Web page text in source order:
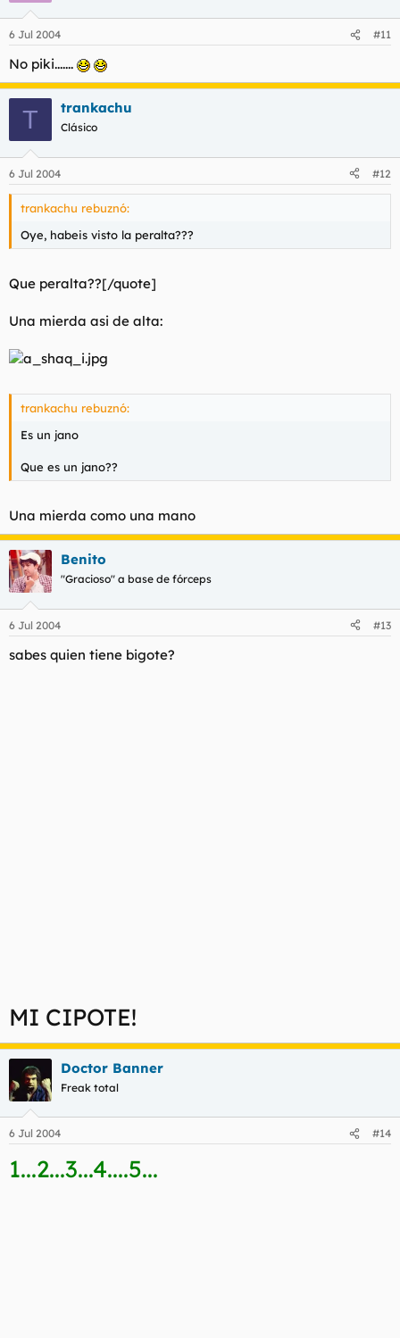
6 Jul 2004 #11
No piki.......
T trankachu
Clásico
6 Jul 2004 #12
trankachu rebuznó:
Oye, habeis visto la peralta???
Que peralta??[/quote]
Una mierda asi de alta:
trankachu rebuznó:
Es un jano
Que es un jano??
Una mierda como una mano
Benito
"Gracioso" a base de fórceps
6 Jul 2004 #13
sabes quien tiene bigote?
MI CIPOTE!
Doctor Banner
Freak total
6 Jul 2004 #14
1...2...3...4....5...